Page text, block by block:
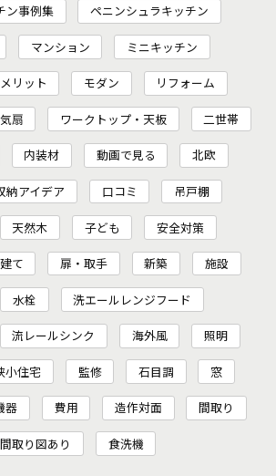
ン事例集 ペニンシュラキッチン
マンション ミニキッチン
リット モダン リフォーム
扇 ワークトップ・天板 二世帯
内装材 動画で見る 北欧
納アイデア 口コミ 吊戸棚
天然木 子ども 安全対策
て 扉・取手 新築 施設
水栓 洗エールレンジフード
流レールシンク 海外風 照明
小住宅 監修 石目調 窓
器 費用 造作対面 間取り
間取り図あり 食洗機